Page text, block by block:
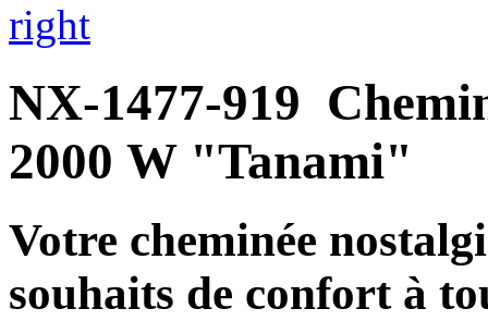
right
NX-1477-919
2000 W "Tanami"
Votre cheminée
souhaits de confort à